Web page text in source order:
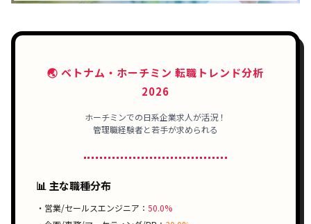
🌏 ベトナム・ホーチミン 転職トレンド分析
2026
ホーチミンでの日系企業求人が活況！
管理職経験者と若手が求められる
📊 主な職種分布
・営業/セールスエンジニア： 50.0%